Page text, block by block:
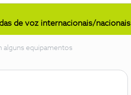
de voz internacionais/nacionais
alguns equipamentos